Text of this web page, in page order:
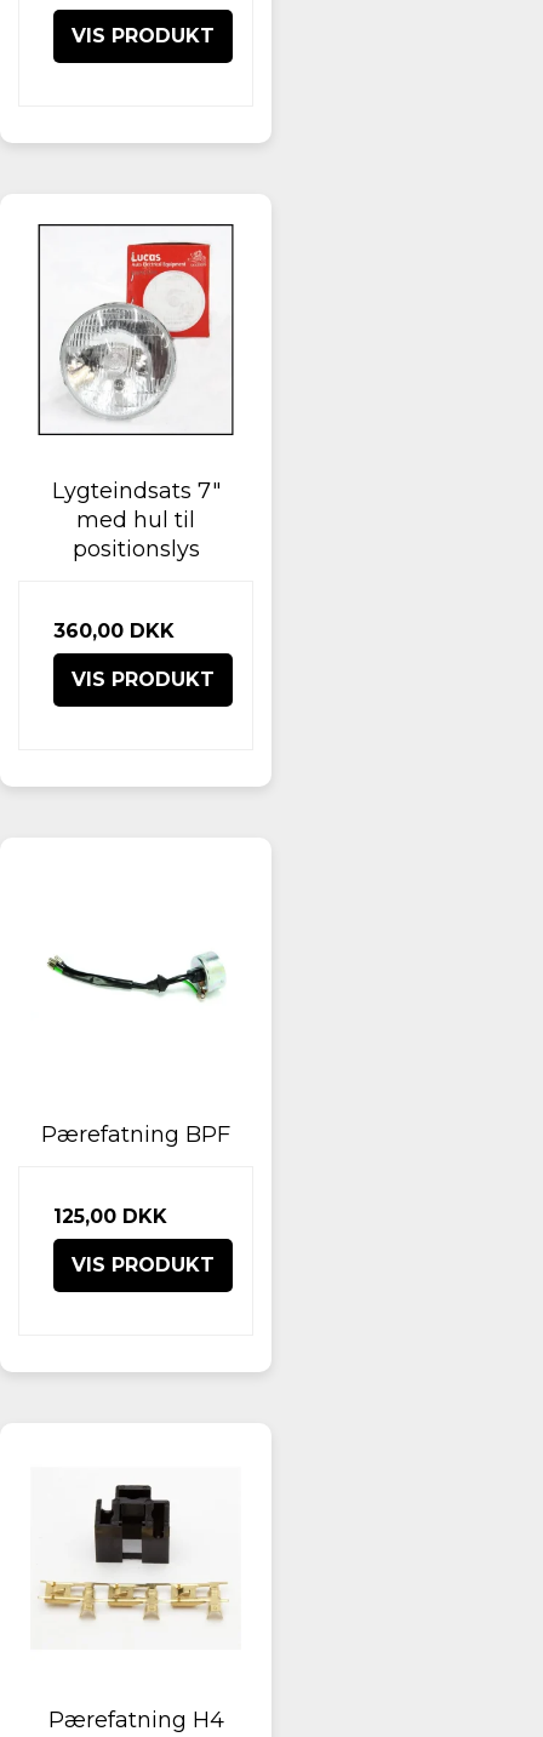
VIS PRODUKT
Lygteindsats 7"
med hul til
positionslys
360,00 DKK
VIS PRODUKT
Pærefatning BPF
125,00 DKK
VIS PRODUKT
Pærefatning H4